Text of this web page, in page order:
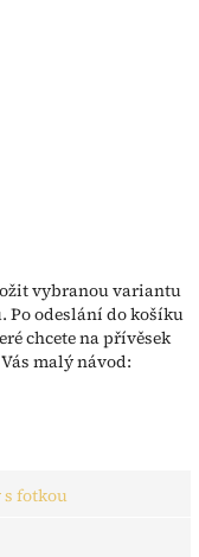
vybranou variantu
Po odeslání do košíku
chcete na přívěsek
malý návod:
s fotkou